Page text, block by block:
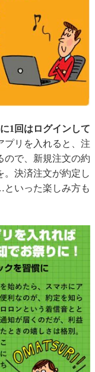
1回はログインして
プリを入れると、注
ので、新規注文の約
。決済注文が約定し
いった楽しみ方も